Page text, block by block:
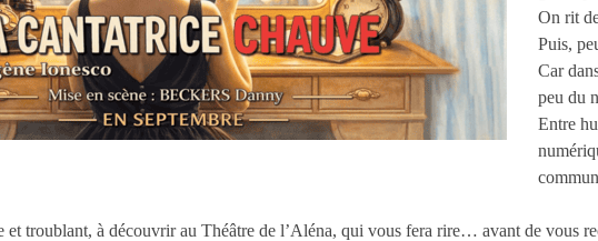
On rit
Puis,
Car
peu du
Entre
et troublant, à découvrir au Théâtre de l’Aléna, qui vous fera rire… avant de vous